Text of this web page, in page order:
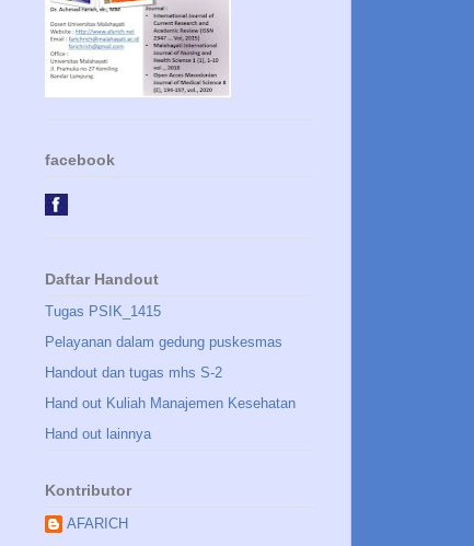
facebook
Daftar Handout
Tugas PSIK_1415
Pelayanan dalam gedung puskesmas
Handout dan tugas mhs S-2
Hand out Kuliah Manajemen Kesehatan
Hand out lainnya
Kontributor
AFARICH